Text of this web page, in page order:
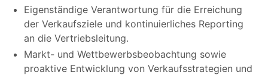
Eigenständige Verantwortung für die Erreichung
der Verkaufsziele und kontinuierliches Reporting
an die Vertriebsleitung.
Markt- und Wettbewerbsbeobachtung sowie
proaktive Entwicklung von Verkaufsstrategien und